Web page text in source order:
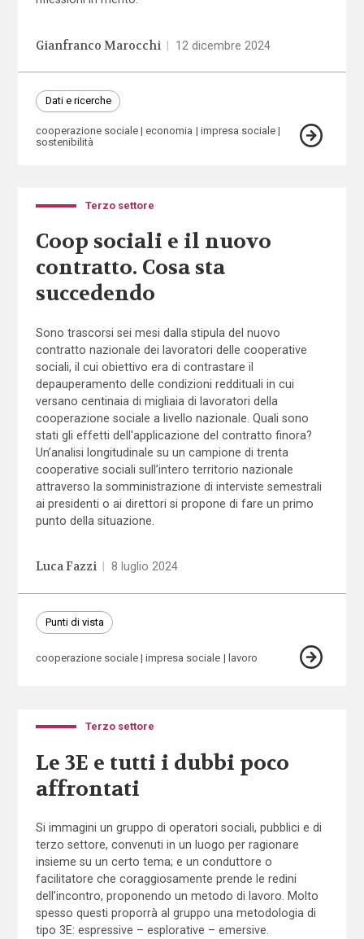
Gianfranco Marocchi 12 dicembre 2024
Dati e ricerche
cooperazione sociale economia
impresa sociale
sostenibilità
Terzo settore
Coop sociali e il nuovo
contratto. Cosa sta
succedendo
Sono trascorsi sei mesi dalla stipula del nuovo
contratto nazionale dei lavoratori delle cooperative
sociali, il cui obiettivo era di contrastare il
depauperamento delle condizioni reddituali in cui
versano centinaia di migliaia di lavoratori della
cooperazione sociale a livello nazionale. Quali sono
stati gli effetti dell'applicazione del contratto finora?
Un’analisi longitudinale su un campione di trenta
cooperative sociali sull’intero territorio nazionale
attraverso la somministrazione di interviste semestrali
ai presidenti o ai direttori si propone di fare un primo
punto della situazione.
Luca Fazzi 8 luglio 2024
Punti di vista
cooperazione sociale impresa sociale lavoro
Terzo settore
Le 3E e tutti i dubbi poco
affrontati
Si immagini un gruppo di operatori sociali, pubblici e di
terzo settore, convenuti in un luogo per ragionare
insieme su un certo tema; e un conduttore o
facilitatore che coraggiosamente prende le redini
dell’incontro, proponendo un metodo di lavoro. Molto
spesso questi proporrà al gruppo una metodologia di
tipo 3E: espressive – esplorative – emersive.